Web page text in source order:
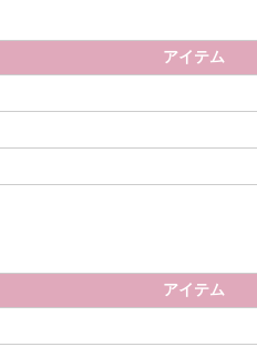
アイテム
アイテム